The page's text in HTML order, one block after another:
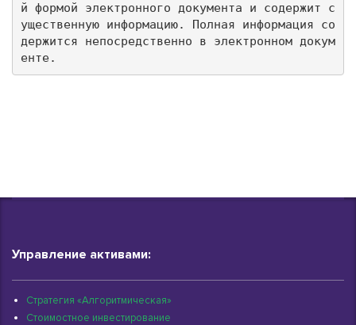
й формой электронного документа и содержит с
ущественную информацию. Полная информация со
держится непосредственно в электронном докум
енте.
Управление активами:
Стратегия «Алгоритмическая»
Стоимостное инвестирование